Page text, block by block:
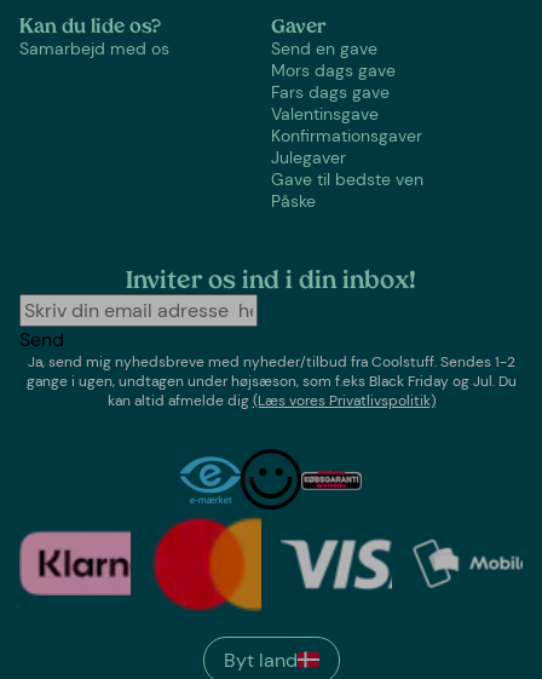
Kan du lide os?
Samarbejd med os
Gaver
Send en gave
Mors dags gave
Fars dags gave
Valentinsgave
Konfirmationsgaver
Julegaver
Gave til bedste ven
Påske
Inviter os ind i din inbox!
Send
Ja, send mig nyhedsbreve med nyheder/tilbud fraCoolstuff. Sendes 1-2
gange i ugen,undtagen under højsæson, som f.eks Black Friday og Jul. Du
kan altid afmelde dig(Læs vores Privatlivspolitik)
Byt land